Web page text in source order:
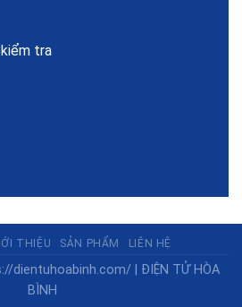
tra
THIỆU SẢN PHẨM LIÊN HỆ
dientuhoabinh.com/| ĐIỆN TỬ HÒA
BÌNH